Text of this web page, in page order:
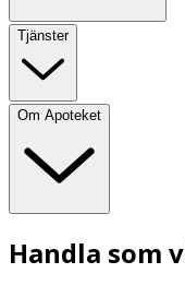
Tjänster
Om Apoteket
Handla som